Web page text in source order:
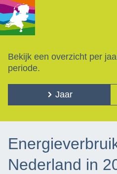
Bekijk een overzicht per
periode.
Jaar
Nederland in